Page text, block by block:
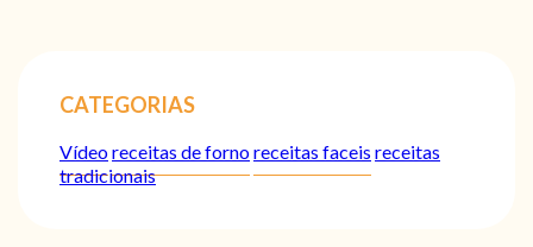
CATEGORIAS
Vídeoreceitas de fornoreceitas faceis receitas
tradicionais